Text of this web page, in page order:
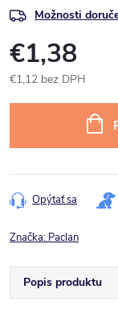
Možnosti
€1,38
€1,12 bez DPH
Opýtať sa
Značka: Paclan
Popis produktu